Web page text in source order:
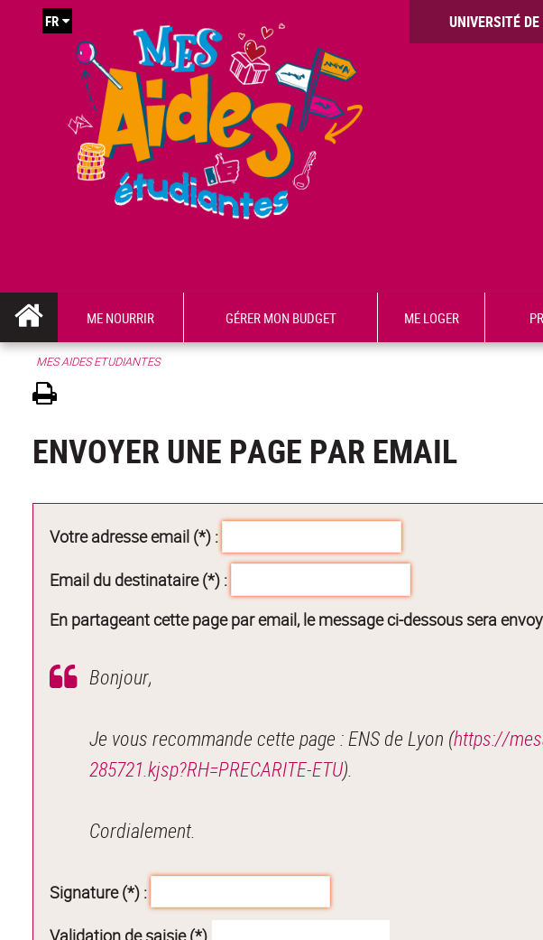
UNIVERSITÉ
FR
ME NOURRIR GÉRER MON BUDGET ME LOGER
MES AIDES ETUDIANTES
ENVOYER UNE PAGE PAR EMAIL
Votre adresse email (*) :
Email du destinataire (*) :
En partageant cette page par email, le message ci-dessous sera
Bonjour,
Je vous recommande cette page : ENS de Lyon (https://
285721.kjsp?RH=PRECARITE-ETU).
Cordialement.
Signature (*) :
Validation de saisie (*)